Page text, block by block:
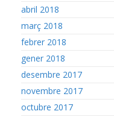
abril 2018
març 2018
febrer 2018
gener 2018
desembre 2017
novembre 2017
octubre 2017